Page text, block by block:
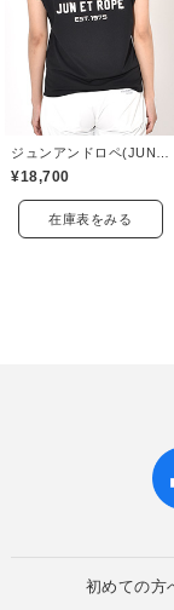
ジュンアンドロペ(JUN&ROPE)
¥18,700
在庫表をみる
初めての方